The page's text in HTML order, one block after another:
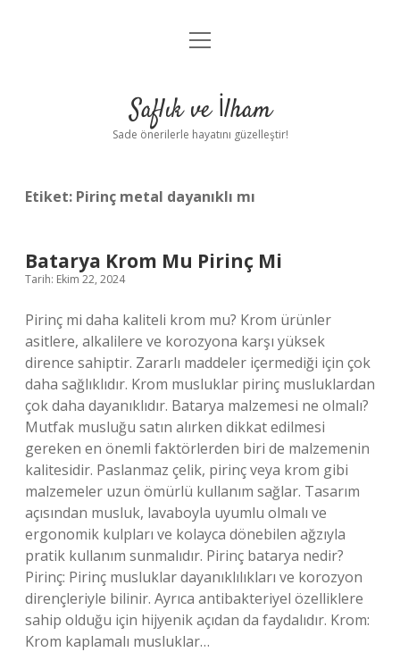
Anasayfa
Yasal Uyarı
menüyü
Saflık ve İlham
Sade önerilerle hayatını güzelleştir!
Etiket: Pirinç metal dayanıklı mı
Batarya Krom Mu Pirinç Mi
Tarih: Ekim 22, 2024
Pirinç mi daha kaliteli krom mu? Krom ürünler
asitlere, alkalilere ve korozyona karşı yüksek
dirence sahiptir. Zararlı maddeler içermediği için çok
daha sağlıklıdır. Krom musluklar pirinç musluklardan
çok daha dayanıklıdır. Batarya malzemesi ne olmalı?
Mutfak musluğu satın alırken dikkat edilmesi
gereken en önemli faktörlerden biri de malzemenin
kalitesidir. Paslanmaz çelik, pirinç veya krom gibi
malzemeler uzun ömürlü kullanım sağlar. Tasarım
açısından musluk, lavaboyla uyumlu olmalı ve
ergonomik kulpları ve kolayca dönebilen ağzıyla
pratik kullanım sunmalıdır. Pirinç batarya nedir?
Pirinç: Pirinç musluklar dayanıklılıkları ve korozyon
dirençleriyle bilinir. Ayrıca antibakteriyel özelliklere
sahip olduğu için hijyenik açıdan da faydalıdır. Krom:
Krom kaplamalı musluklar…